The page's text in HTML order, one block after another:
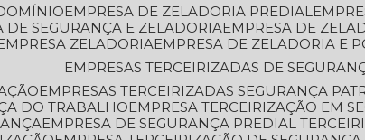
EMPRESA DE ZELADORIA PREDIAL
DE SEGURANÇA E ZELADORIA EMPRESA DE
EMPRESA ZELADORIA
EMPRESA DE ZELADORIA E
EMPRESAS TERCEIRIZADAS DE
EMPRESAS TERCEIRIZADAS SEGURANÇA
DO TRABALHO
EMPRESA TERCEIRIZAÇÃO EM
EMPRESA DE SEGURANÇA PREDIAL